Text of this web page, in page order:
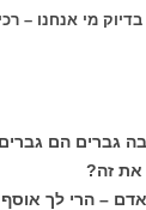
מי אנחנו –
גברים הם
את זה?
אדם – הרי לך